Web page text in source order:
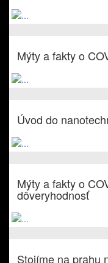
Mýty a fakty o
Úvod do
Mýty a fakty o
dôveryhodnosť
Stojíme na prahu